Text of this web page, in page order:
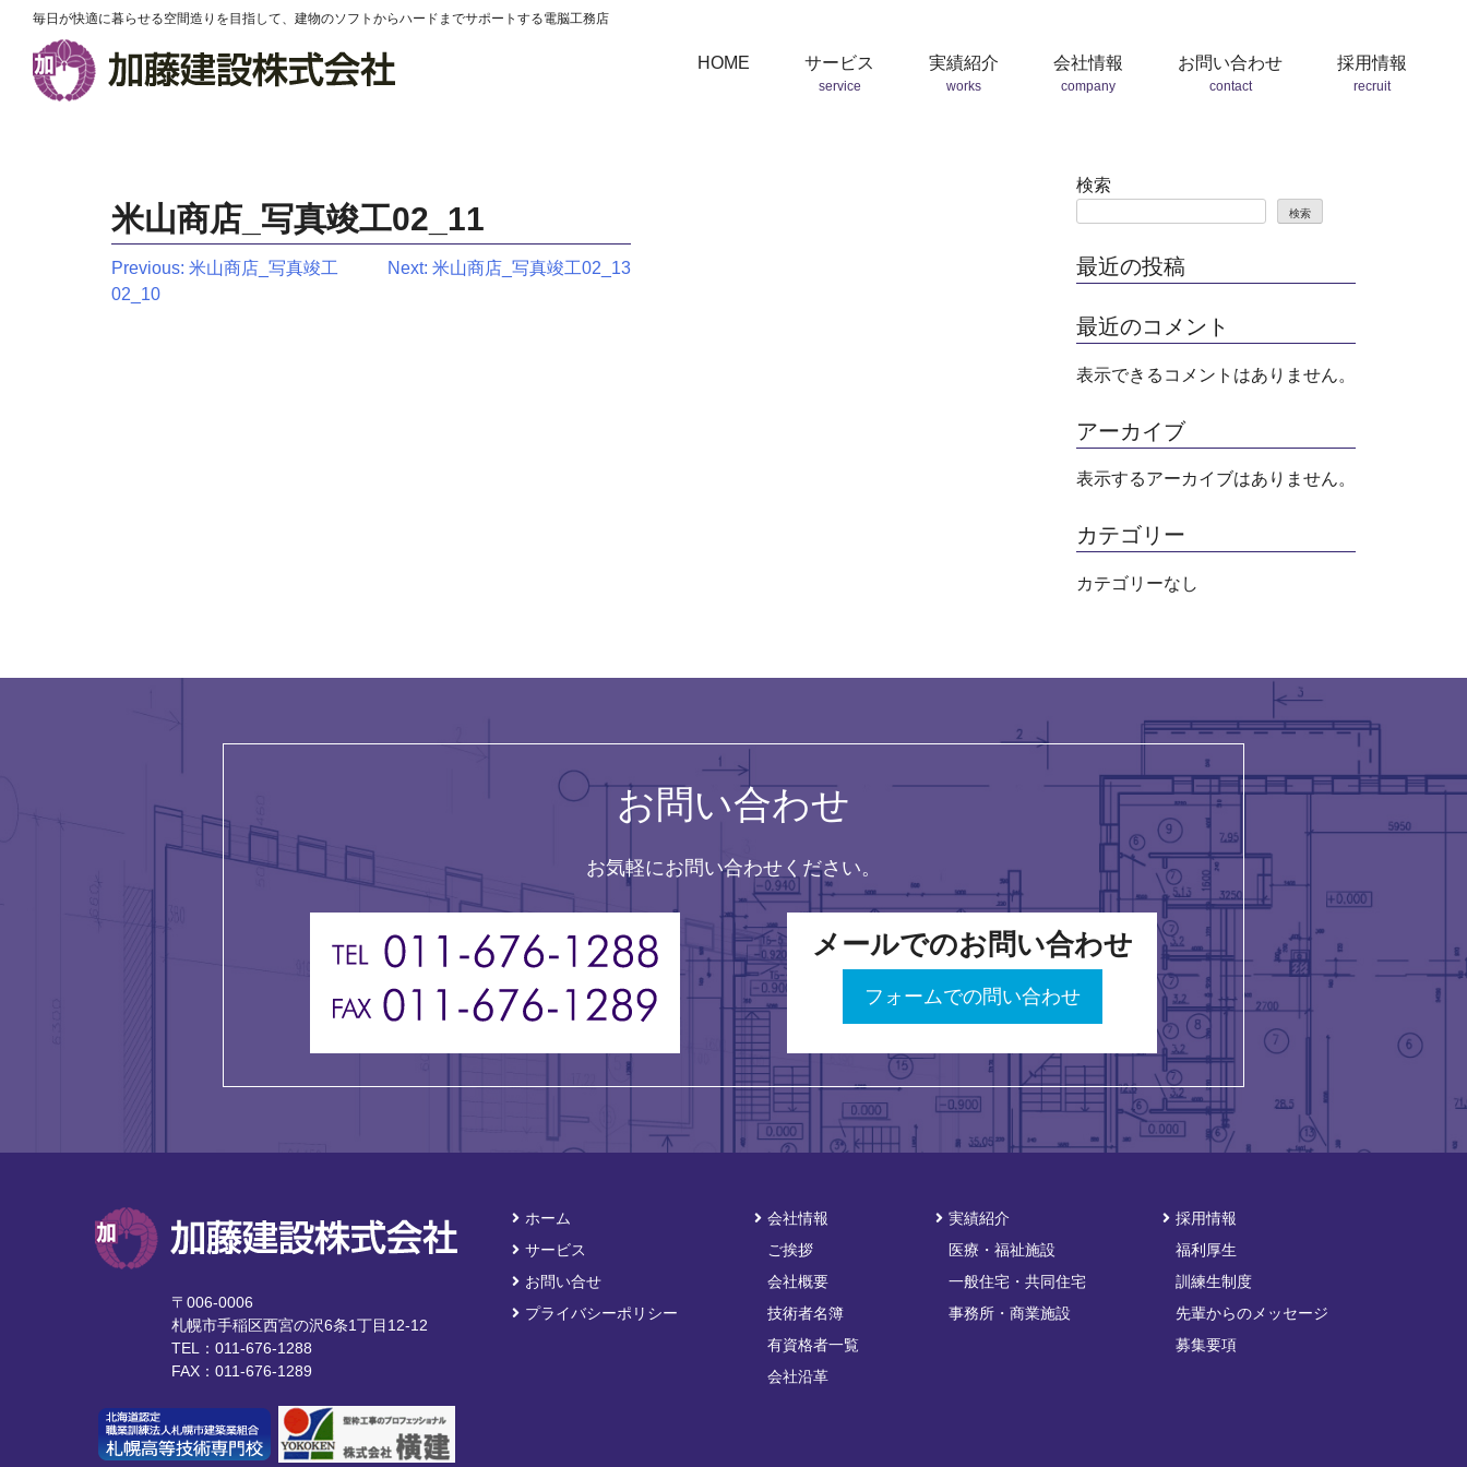
毎日が快適に暮らせる空間造りを目指して、建物のソフトからハードまでサポートする電脳工務店
HOME サービス
service
実績紹介
works
会社情報
company
お問い合わせ
contact
採用情報
recruit
米山商店_写真竣工02_11
投
稿
Previous: 米山商店_写真竣工
02_10
Next: 米山商店_写真竣工02_13
検索
検索
最近の投稿
最近のコメント
表示できるコメントはありません。
アーカイブ
表示するアーカイブはありません。
カテゴリー
カテゴリーなし
お問い合わせ
お気軽にお問い合わせください。
メールでのお問い合わせ
フォームでの問い合わせ
〒006-0006
札幌市手稲区西宮の沢6条1丁目12-12
TEL：011-676-1288
FAX：011-676-1289
ホーム
サービス
お問い合せ
プライバシーポリシー
会社情報
ご挨拶
会社概要
技術者名簿
有資格者一覧
会社沿革
実績紹介
医療・福祉施設
一般住宅・共同住宅
事務所・商業施設
採用情報
福利厚生
訓練生制度
先輩からのメッセージ
募集要項